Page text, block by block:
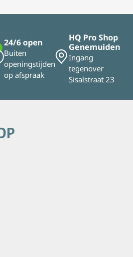
24/6 open
Buiten
openingstijden
op afspraak
HQ Pro Shop
Genemuiden
Ingang
tegenover
Sisalstraat 23